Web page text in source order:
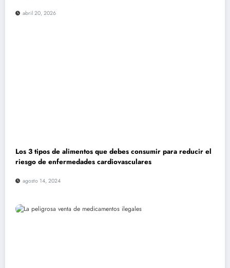
abril 20, 2026
Los 3 tipos de alimentos que debes consumir para reducir el
riesgo de enfermedades cardiovasculares
agosto 14, 2024